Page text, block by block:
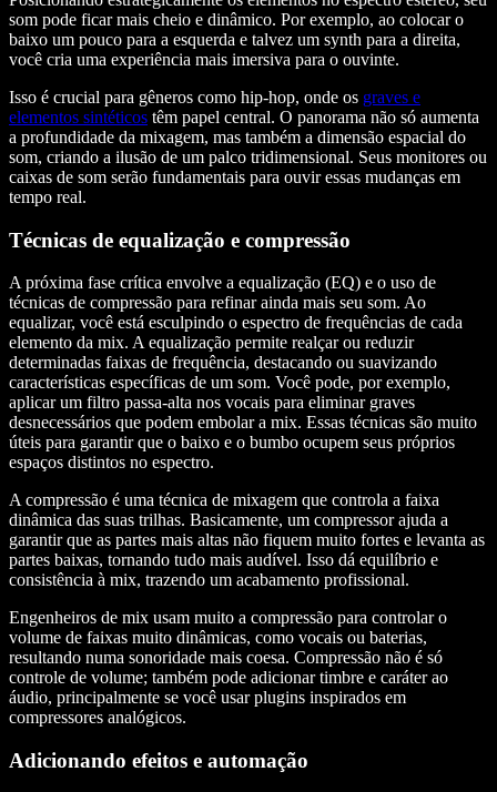
som pode ficar mais cheio e dinâmico. Por exemplo, ao colocar o
baixo um pouco para a esquerda e talvez um synth para a direita,
você cria uma experiência mais imersiva para o ouvinte.
Isso é crucial para gêneros como hip-hop, onde os graves e
elementos sintéticos têm papel central. O panorama não só aumenta
a profundidade da mixagem, mas também a dimensão espacial do
som, criando a ilusão de um palco tridimensional. Seus monitores ou
caixas de som serão fundamentais para ouvir essas mudanças em
tempo real.
Técnicas de equalização e compressão
A próxima fase crítica envolve a equalização (EQ) e o uso de
técnicas de compressão para refinar ainda mais seu som. Ao
equalizar, você está esculpindo o espectro de frequências de cada
elemento da mix. A equalização permite realçar ou reduzir
determinadas faixas de frequência, destacando ou suavizando
características específicas de um som. Você pode, por exemplo,
aplicar um filtro passa-alta nos vocais para eliminar graves
desnecessários que podem embolar a mix. Essas técnicas são muito
úteis para garantir que o baixo e o bumbo ocupem seus próprios
espaços distintos no espectro.
A compressão é uma técnica de mixagem que controla a faixa
dinâmica das suas trilhas. Basicamente, um compressor ajuda a
garantir que as partes mais altas não fiquem muito fortes e levanta as
partes baixas, tornando tudo mais audível. Isso dá equilíbrio e
consistência à mix, trazendo um acabamento profissional.
Engenheiros de mix usam muito a compressão para controlar o
volume de faixas muito dinâmicas, como vocais ou baterias,
resultando numa sonoridade mais coesa. Compressão não é só
controle de volume; também pode adicionar timbre e caráter ao
áudio, principalmente se você usar plugins inspirados em
compressores analógicos.
Adicionando efeitos e automação